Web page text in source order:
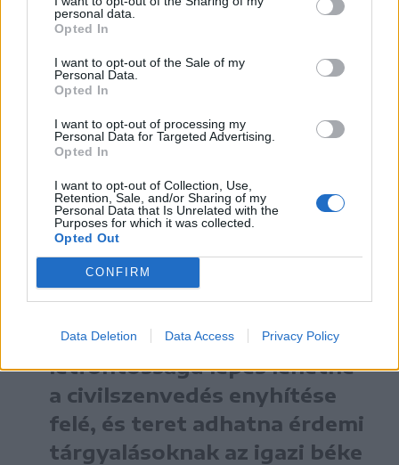
personal data.
Opted In
I want to opt-out of the Sale of my
Personal Data.
Opted In
I want to opt-out of processing my
Personal Data for Targeted Advertising.
Opted In
I want to opt-out of Collection, Use,
Retention, Sale, and/or Sharing of my
Personal Data that Is Unrelated with the
Purposes for which it was collected.
Opted Out
CONFIRM
Data Deletion Data Access Privacy Policy
fegyverrendszerek gyártására használnak.
Hozzátette: a szankciók alkalmazásának
megerősítése érdekében 22 orosz és külföldi
céget listáznak, amelyek közvetlen vagy
közvetett módon támogatják az orosz
Megismételjük felhívásunkat
egy teljes, feltétel nélküli,
legalább 30 napos
tűzszünetre. A harcok
szüneteltetése
létfontosságú lépés lehetne
a civilszenvedés enyhítése
felé, és teret adhatna érdemi
tárgyalásoknak az igazi béke